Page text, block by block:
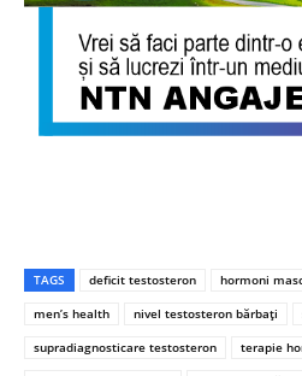
TAGS deficit testosteron hormoni
men’s health
nivel testosteron bărbați
supradiagnosticare testosteron
terapie